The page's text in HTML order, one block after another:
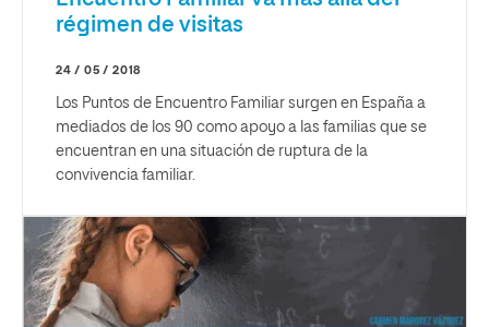
régimen de visitas
24 / 05 / 2018
Los Puntos de Encuentro Familiar surgen en España a
mediados de los 90 como apoyo a las familias que se
encuentran en una situación de ruptura de la
convivencia familiar.